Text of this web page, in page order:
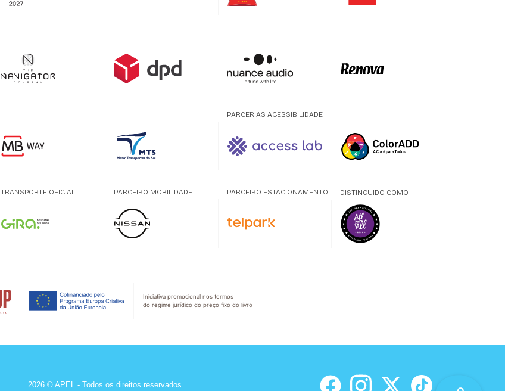
PARCERIAS ACESSIBILIDADE
TRANSPORTE OFICIAL PARCEIRO MOBILIDADE PARCEIRO ESTACIONAMENTO DISTINGUIDO COMO
Iniciativa promocional nos termos
do regime jurídico do preço fixo do livro
2026 © APEL - Todos os direitos reservados